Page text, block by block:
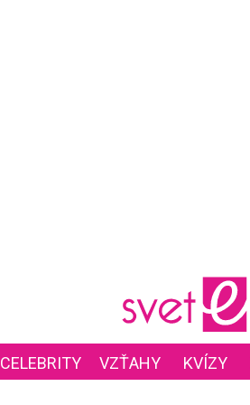
CELEBRITY VZŤAHY KVÍZY